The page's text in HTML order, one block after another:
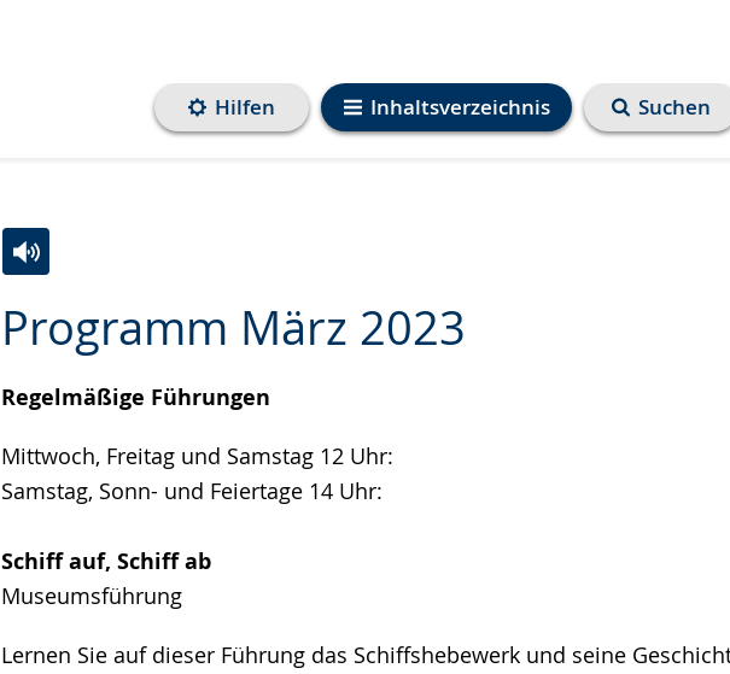
Inhaltsverzeichnis
Hilfen Suchen
Programm März 2023
Regelmäßige Führungen
Mittwoch, Freitag und Samstag 12 Uhr:
Samstag, Sonn- und Feiertage 14 Uhr:
Schiff auf, Schiff ab
Museumsführung
Lernen Sie auf dieser Führung das Schiffshebewerk und seine
Leichten
Sprache
wechseln.
Audio-
Unterstützung.
Video
Deutscher
wird
angezeigt.